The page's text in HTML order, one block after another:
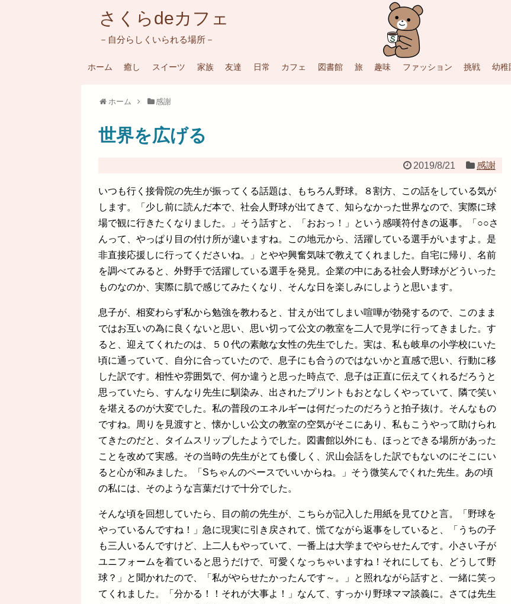
さくらdeカフェ
－自分らしくいられる場所－
ホーム 癒し スイーツ 家族 友達 日常 カフェ 図書館 旅 趣味 ファッション 挑戦 幼稚
ホーム 感謝
世界を広げる
2019/8/21 感謝
いつも行く接骨院の先生が振ってくる話題は、もちろん野球。８割方、この話をしている気が
します。「少し前に読んだ本で、社会人野球が出てきて、知らなかった世界なので、実際に球
場で観に行きたくなりました。」そう話すと、「おおっ！」という感嘆符付きの返事。「○○さ
んって、やっぱり目の付け所が違いますね。この地元から、活躍している選手がいますよ。是
非直接応援しに行ってくださいね。」とやや興奮気味で教えてくれました。自宅に帰り、名前
を調べてみると、外野手で活躍している選手を発見。企業の中にある社会人野球がどういった
ものなのか、実際に肌で感じてみたくなり、そんな日を楽しみにしようと思います。
息子が、相変わらず私から勉強を教わると、甘えが出てしまい喧嘩が勃発するので、このまま
ではお互いの為に良くないと思い、思い切って公文の教室を二人で見学に行ってきました。す
ると、迎えてくれたのは、５０代の素敵な女性の先生でした。実は、私も岐阜の小学校にいた
頃に通っていて、自分に合っていたので、息子にも合うのではないかと直感で思い、行動に移
した訳です。相性や雰囲気で、何か違うと思った時点で、息子は正直に伝えてくれるだろうと
思っていたら、すんなり先生に馴染み、出されたプリントもおとなしくやっていて、隣で笑い
を堪えるのが大変でした。私の普段のエネルギーは何だったのだろうと拍子抜け。そんなもの
ですね。周りを見渡すと、懐かしい公文の教室の空気がそこにあり、私もこうやって助けられ
てきたのだと、タイムスリップしたようでした。図書館以外にも、ほっとできる場所があった
ことを改めて実感。その当時の先生がとても優しく、沢山会話をした訳でもないのにそこにい
ると心が和みました。「Sちゃんのペースでいいからね。」そう微笑んでくれた先生。あの頃
の私には、そのような言葉だけで十分でした。
そんな頃を回想していたら、目の前の先生が、こちらが記入した用紙を見てひと言。「野球を
やっているんですね！」急に現実に引き戻されて、慌てながら返事をしていると、「うちの子
も三人いるんですけど、上二人もやっていて、一番上は大学までやらせたんです。小さい子が
ユニフォームを着ていると思うだけで、可愛くなっちゃいますね！それにしても、どうして野
球？」と聞かれたので、「私がやらせたかったんです～。」と照れながら話すと、一緒に笑っ
てくれました。「分かる！！それが大事よ！」なんて、すっかり野球ママ談義に。さては先生